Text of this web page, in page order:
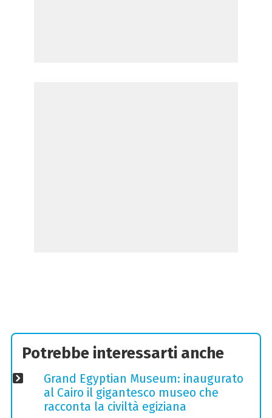
Potrebbe interessarti anche
Grand Egyptian Museum: inaugurato
al Cairo il gigantesco museo che
racconta la civiltà egiziana